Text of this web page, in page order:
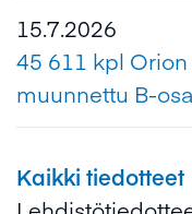
15.7.2026
45 611 kpl
muunnettu B-
Kaikki tiedotteet